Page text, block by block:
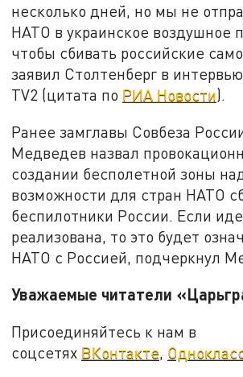
несколько дней, но мы не
НАТО в украинское воздушное
чтобы сбивать российские
заявил Столтенберг в
TV2 (цитата по РИА Новости).
Ранее замглавы Совбеза
Медведев назвал
создании бесполетной зоны
возможности для стран НАТО
беспилотники России. Если
реализована, то это будет
НАТО с Россией, подчеркнул
Уважаемые читатели
Присоединяйтесь к нам в
соцсетях ВКонтакте,